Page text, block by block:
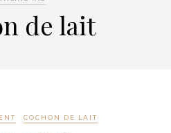
de lait
COCHON DE LAIT